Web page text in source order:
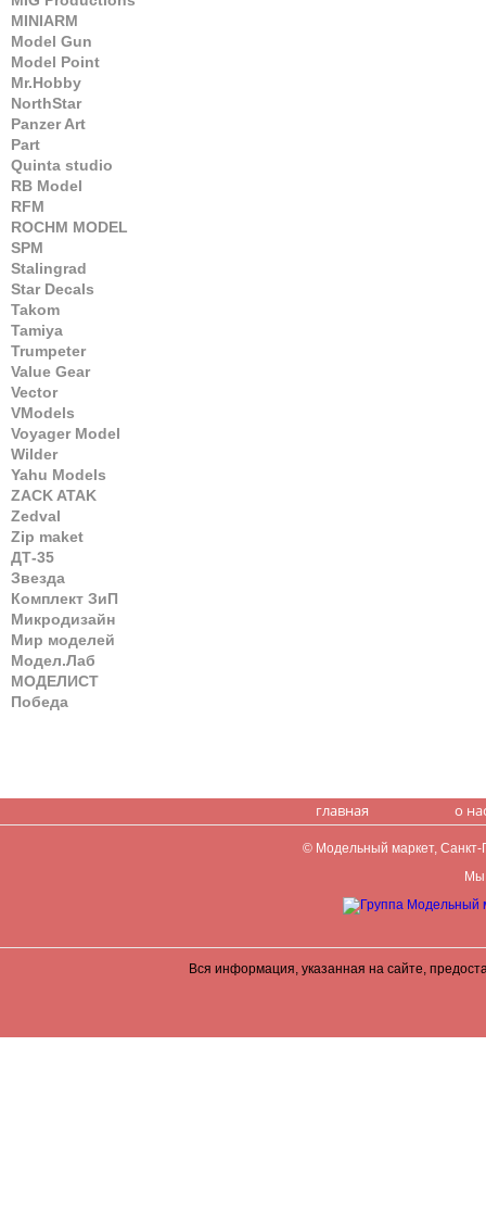
MINIARM
Model Gun
Model Point
Mr.Hobby
NorthStar
Panzer Art
Part
Quinta studio
RB Model
RFM
ROCHM MODEL
SPM
Stalingrad
Star Decals
Takom
Tamiya
Trumpeter
Value Gear
Vector
VModels
Voyager Model
Wilder
Yahu Models
ZACK ATAK
Zedval
Zip maket
ДТ-35
Звезда
Комплект ЗиП
Микродизайн
Мир моделей
Модел.Лаб
МОДЕЛИСТ
Победа
главная о
© Модельный маркет, Санкт-
Мы
Вся информация, указанная на сайте,